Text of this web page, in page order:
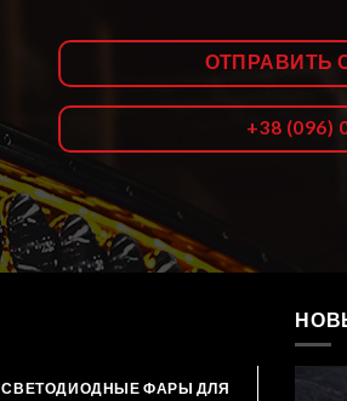
ОТПРАВИТЬ
+38 (096)
СВЕТОДИОДНЫЕ ФАРЫ ДЛЯ